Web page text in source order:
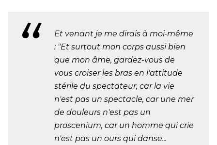
Et venant je me dirais à moi-même
: "Et surtout mon corps aussi bien
que mon âme, gardez-vous de
vous croiser les bras en l'attitude
stérile du spectateur, car la vie
n'est pas un spectacle, car une mer
de douleurs n'est pas un
proscenium, car un homme qui crie
n'est pas un ours qui danse...